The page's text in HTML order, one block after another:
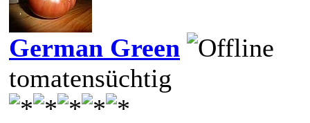
German Green
tomatensüchtig